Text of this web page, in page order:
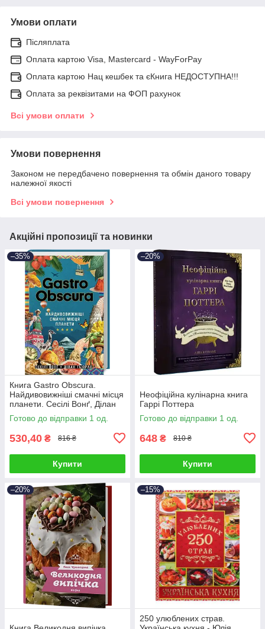
Умови оплати
Післяплата
Оплата картою Visa, Mastercard - WayForPay
Оплата картою Нац кешбек та єКнига НЕДОСТУПНА!!!
Оплата за реквізитами на ФОП рахунок
Всі умови оплати
Умови повернення
Законом не передбачено повернення та обмін даного товару
належної якості
Всі умови повернення
Акційні пропозиції та новинки
–35%
Книга Gastro Obscura.
Найдивовижніші смачні місця
планети. Сесілі Вонґ, Ділан
Тьюрас
Готово до відправки 1 од.
530,40 ₴ 816 ₴
Купити
–20%
Неофіційна кулінарна книга
Гаррі Поттера
Готово до відправки 1 од.
648 ₴ 810 ₴
Купити
–20% –15%
250 улюблених страв.